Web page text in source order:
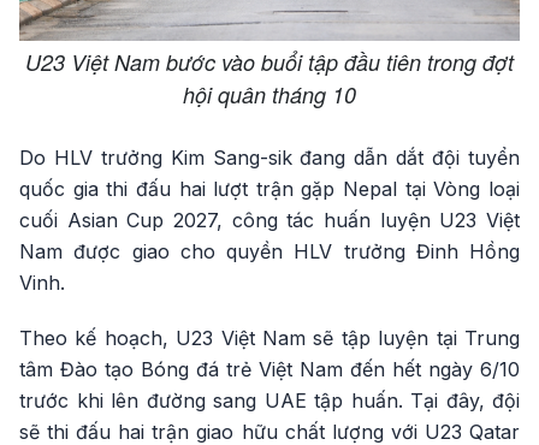
U23 Việt Nam bước vào buổi tập đầu tiên trong đợt
hội quân tháng 10
Do HLV trưởng Kim Sang-sik đang dẫn dắt đội tuyển
quốc gia thi đấu hai lượt trận gặp Nepal tại Vòng loại
cuối Asian Cup 2027, công tác huấn luyện U23 Việt
Nam được giao cho quyền HLV trưởng Đinh Hồng
Vinh.
Theo kế hoạch, U23 Việt Nam sẽ tập luyện tại Trung
tâm Đào tạo Bóng đá trẻ Việt Nam đến hết ngày 6/10
trước khi lên đường sang UAE tập huấn. Tại đây, đội
sẽ thi đấu hai trận giao hữu chất lượng với U23 Qatar